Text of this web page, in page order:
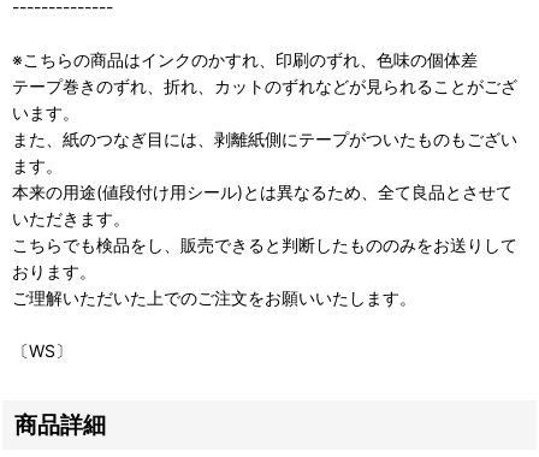
--------------
※こちらの商品はインクのかすれ、印刷のずれ、色味の個体差
テープ巻きのずれ、折れ、カットのずれなどが見られることがござ
います。
また、紙のつなぎ目には、剥離紙側にテープがついたものもござい
ます。
本来の用途(値段付け用シール)とは異なるため、全て良品とさせて
いただきます。
こちらでも検品をし、販売できると判断したもののみをお送りして
おります。
ご理解いただいた上でのご注文をお願いいたします。
〔WS〕
商品詳細